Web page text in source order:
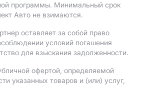
программы. Минимальный срок
Авто не взимаются.
оставляет за собой право
условий погашения
для взыскания задолженности.
офертой, определяемой
указанных товаров и (или) услуг,